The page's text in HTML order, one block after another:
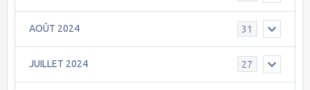
AOÛT 2024 31
JUILLET 2024 27